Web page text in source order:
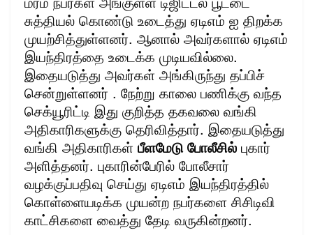
சுத்தியல் கொண்டு உடைத்து ஏடிஎம் ஐ திறக்க
முயற்சித்துள்ளனர். ஆனால் அவர்களால் ஏடிஎம்
இயந்திரத்தை உடைக்க முடியவில்லை.
இதையடுத்து அவர்கள் அங்கிருந்து தப்பிச்
சென்றுள்ளனர் . நேற்று காலை பணிக்கு வந்த
செக்யூரிட்டி இது குறித்த தகவலை வங்கி
அதிகாரிகளுக்கு தெரிவித்தார். இதையடுத்து
வங்கி அதிகாரிகள் பீளமேடு போலீசில் புகார்
அளித்தனர். புகாரின்பேரில் போலீசார்
வழக்குப்பதிவு செய்து ஏடிஎம் இயந்திரத்தில்
கொள்ளையடிக்க முயன்ற நபர்களை சிசிடிவி
காட்சிகளை வைத்து தேடி வருகின்றனர்.